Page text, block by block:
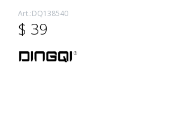
DQ138540
$ 39